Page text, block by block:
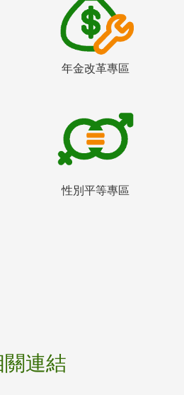
年金改革專區
性別平等專區
關連結